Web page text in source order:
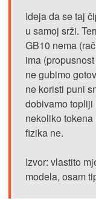
Ideja da se taj
u samoj srži.
GB10 nema
ima
ne gubimo
ne koristi puni
dobivamo topliji
nekoliko
fizika ne.
Izvor: vlastito
modela, osam